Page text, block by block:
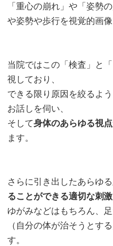
「重心の崩れ」や「姿勢
や姿勢や歩行を視覚的画
当院ではこの「検査」と
視しており、
できる限り原因を絞るよ
お話しを伺い、
そして身体のあらゆる視
ます。
さらに引き出したあらゆる
ることができる適切な刺
ゆがみなどはもちろん、
（自分の体が治そうとす
す。